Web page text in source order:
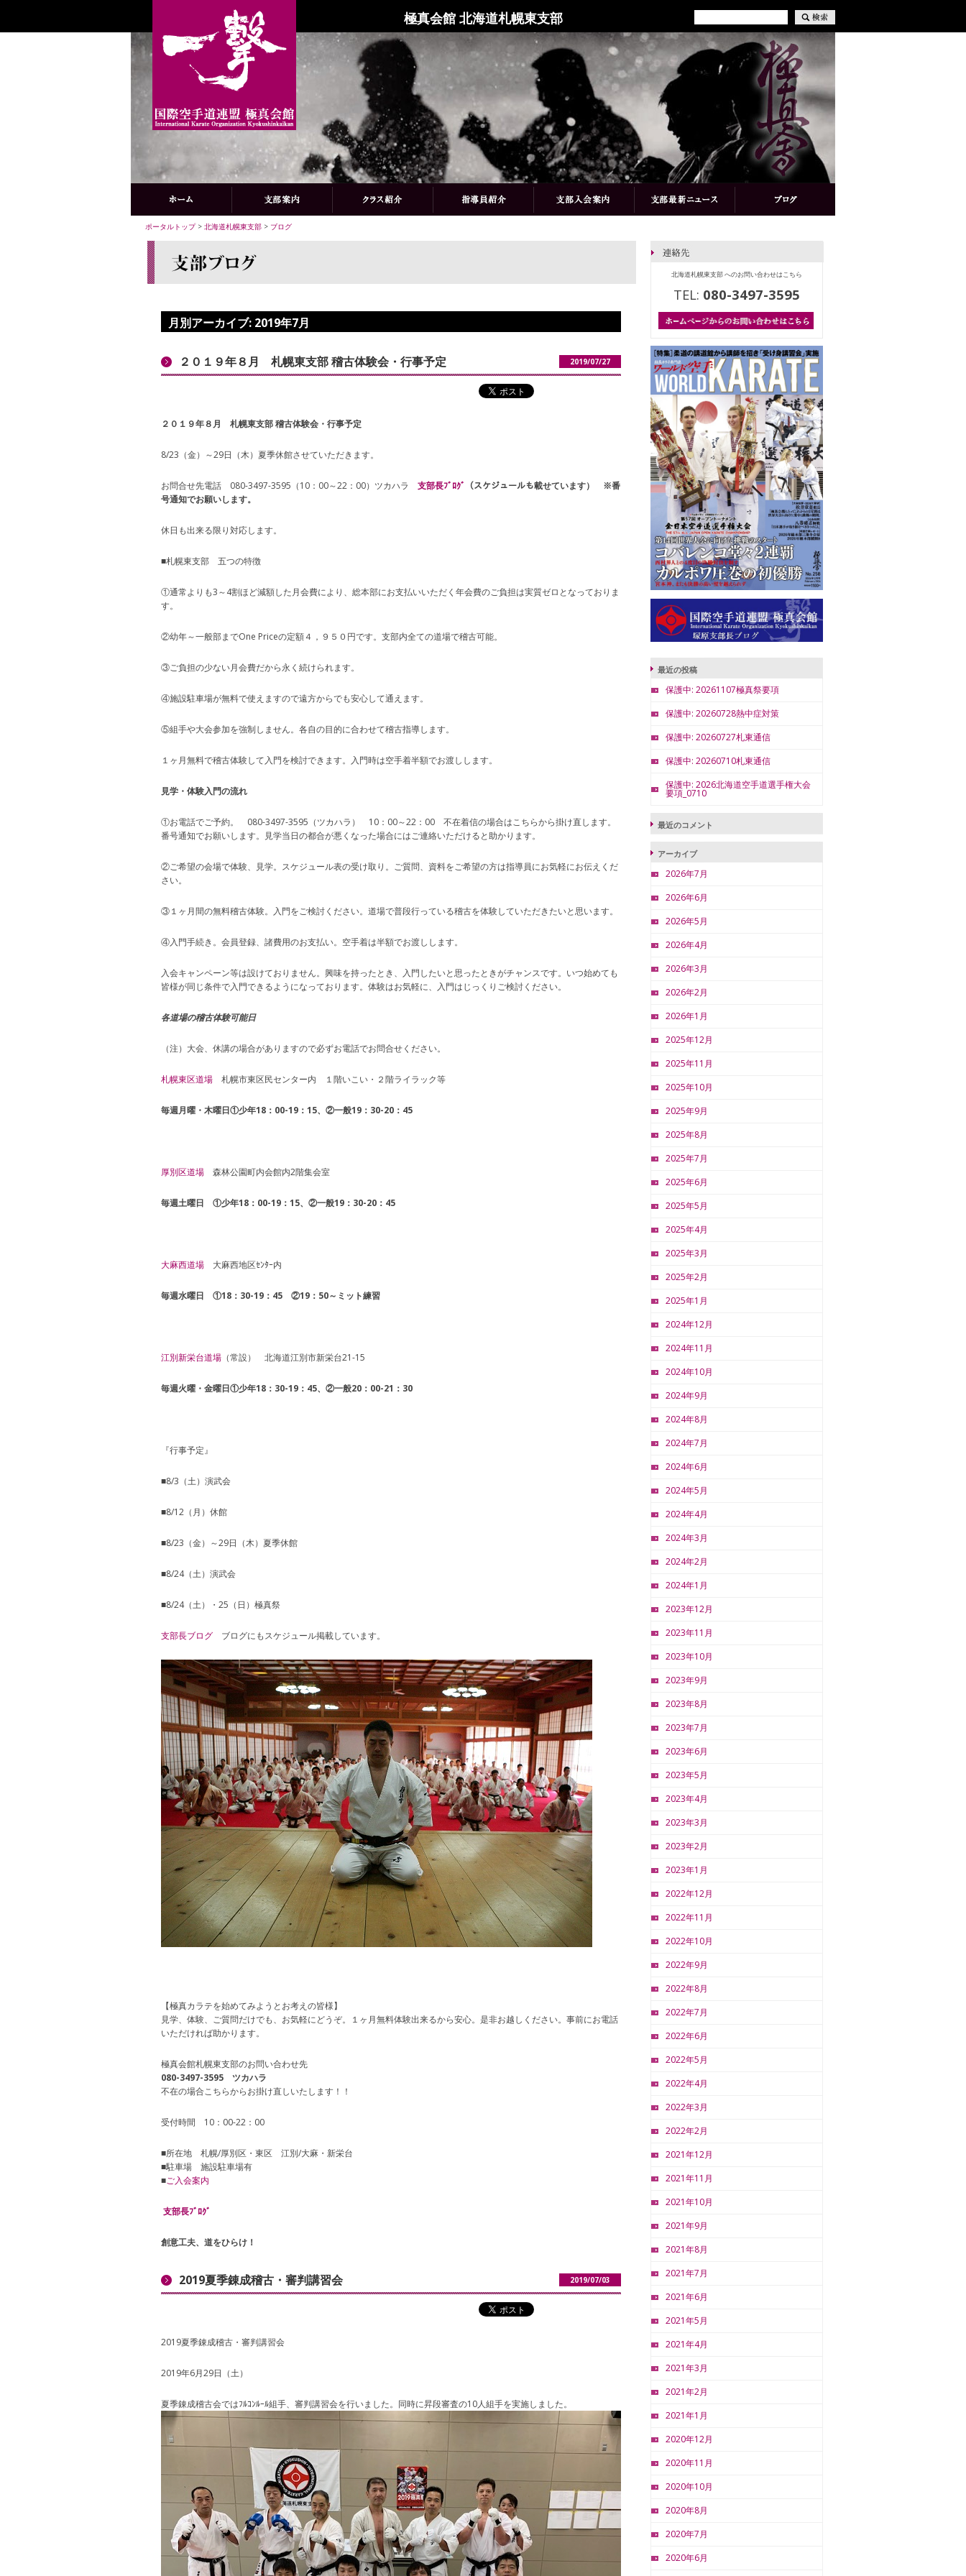
極真会館 北海道札幌東支部
ポータルトップ> 北海道札幌東支部 > ブログ
月別アーカイブ: 2019年7月
２０１９年８月 札幌東支部 稽古体験会・行事予定 2019/07/27
２０１９年８月 札幌東支部 稽古体験会・行事予定
8/23（金）～29日（木）夏季休館させていただきます。
お問合せ先電話 080-3497-3595（10：00～22：00）ツカハラ 支部長ﾌﾞﾛｸﾞ （スケジュールも載せています） ※番
号通知でお願いします。
休日も出来る限り対応します。
■札幌東支部 五つの特徴
①通常よりも3～4割ほど減額した月会費により、総本部にお支払いいただく年会費のご負担は実質ゼロとなっておりま
す。
②幼年～一般部までOne Priceの定額４，９５０円です。支部内全ての道場で稽古可能。
③ご負担の少ない月会費だから永く続けられます。
④施設駐車場が無料で使えますので遠方からでも安心して通えます。
⑤組手や大会参加を強制しません。各自の目的に合わせて稽古指導します。
１ヶ月無料で稽古体験して入門を検討できます。入門時は空手着半額でお渡しします。
見学・体験入門の流れ
①お電話でご予約。 080-3497-3595（ツカハラ） 10：00～22：00 不在着信の場合はこちらから掛け直します。
番号通知でお願いします。見学当日の都合が悪くなった場合にはご連絡いただけると助かります。
②ご希望の会場で体験、見学。スケジュール表の受け取り。ご質問、資料をご希望の方は指導員にお気軽にお伝えくだ
さい。
③１ヶ月間の無料稽古体験。入門をご検討ください。道場で普段行っている稽古を体験していただきたいと思います。
④入門手続き。会員登録、諸費用のお支払い。空手着は半額でお渡しします。
入会キャンペーン等は設けておりません。興味を持ったとき、入門したいと思ったときがチャンスです。いつ始めても
皆様が同じ条件で入門できるようになっております。体験はお気軽に、入門はじっくりご検討ください。
各道場の稽古体験可能日
（注）大会、休講の場合がありますので必ずお電話でお問合せください。
札幌東区道場札幌市東区民センター内 １階いこい・２階ライラック等
毎週月曜・木曜日①少年18：00-19：15、②一般19：30-20：45
厚別区道場森林公園町内会館内2階集会室
毎週土曜日 ①少年18：00-19：15、②一般19：30-20：45
大麻西道場大麻西地区ｾﾝﾀｰ内
毎週水曜日 ①18：30-19：45 ②19：50～ミット練習
江別新栄台道場（常設） 北海道江別市新栄台21-15
毎週火曜・金曜日①少年18：30-19：45、②一般20：00-21：30
『行事予定』
■8/3（土）演武会
■8/12（月）休館
■8/23（金）～29日（木）夏季休館
■8/24（土）演武会
■8/24（土）・25（日）極真祭
支部長ブログブログにもスケジュール掲載しています。
【極真カラテを始めてみようとお考えの皆様】
見学、体験、ご質問だけでも、お気軽にどうぞ。１ヶ月無料体験出来るから安心。是非お越しください。事前にお電話
いただければ助かります。
極真会館札幌東支部のお問い合わせ先
080-3497-3595 ツカハラ
不在の場合こちらからお掛け直しいたします！！
受付時間 10：00-22：00
■所在地 札幌/厚別区・東区 江別/大麻・新栄台
■駐車場 施設駐車場有
■ご入会案内
支部長ﾌﾞﾛｸﾞ
創意工夫、道をひらけ！
2019夏季錬成稽古・審判講習会 2019/07/03
2019夏季錬成稽古・審判講習会
2019年6月29日（土）
夏季錬成稽古会ではﾌﾙｺﾝﾙｰﾙ組手、審判講習会を行いました。同時に昇段審査の10人組手を実施しました。
北海道札幌東支部 へのお問い合わせはこちら
TEL: 080-3497-3595
最近の投稿
保護中: 20261107極真祭要項
保護中: 20260728熱中症対策
保護中: 20260727札東通信
保護中: 20260710札東通信
保護中: 2026北海道空手道選手権大会
要項_0710
最近のコメント
アーカイブ
2026年7月
2026年6月
2026年5月
2026年4月
2026年3月
2026年2月
2026年1月
2025年12月
2025年11月
2025年10月
2025年9月
2025年8月
2025年7月
2025年6月
2025年5月
2025年4月
2025年3月
2025年2月
2025年1月
2024年12月
2024年11月
2024年10月
2024年9月
2024年8月
2024年7月
2024年6月
2024年5月
2024年4月
2024年3月
2024年2月
2024年1月
2023年12月
2023年11月
2023年10月
2023年9月
2023年8月
2023年7月
2023年6月
2023年5月
2023年4月
2023年3月
2023年2月
2023年1月
2022年12月
2022年11月
2022年10月
2022年9月
2022年8月
2022年7月
2022年6月
2022年5月
2022年4月
2022年3月
2022年2月
2021年12月
2021年11月
2021年10月
2021年9月
2021年8月
2021年7月
2021年6月
2021年5月
2021年4月
2021年3月
2021年2月
2021年1月
2020年12月
2020年11月
2020年10月
2020年8月
2020年7月
2020年6月